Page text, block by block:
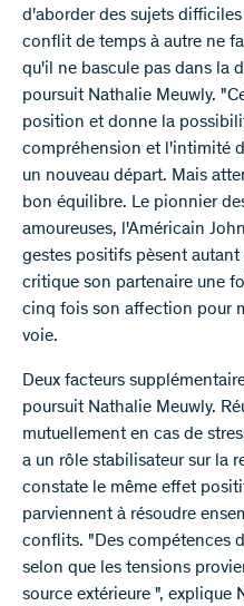
d'aborder des sujets
conflit de temps à autre ne
qu'il ne bascule pas dans la
poursuit Nathalie Meuwly.
position et donne la
compréhension et l'intimité
un nouveau départ. Mais
bon équilibre. Le pionnier
amoureuses, l'Américain
gestes positifs pèsent
critique son partenaire une
cinq fois son affection pour
voie.
Deux facteurs
poursuit Nathalie Meuwly.
mutuellement en cas de
a un rôle stabilisateur sur la
constate le même effet
parviennent à résoudre
conflits. "Des compétences
selon que les tensions
source extérieure ", explique